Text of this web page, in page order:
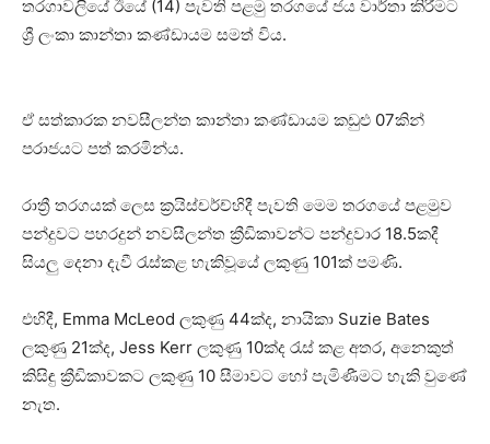
තරගාවලියේ ඊයේ (14) පැවති පළමු තරගයේ ජය වාර්තා කිරීමට
ශ්‍රී ලංකා කාන්තා කණ්ඩායම සමත් විය.
ඒ සත්කාරක නවසීලන්ත කාන්තා කණ්ඩායම කඩුළු 07කින්
පරාජයට පත් කරමින්ය.
රාත්‍රී තරගයක් ලෙස ක්‍රයිස්චර්ච්හිදී පැවති මෙම තරගයේ පළමුව
පන්දුවට පහරදුන් නවසීලන්ත ක්‍රීඩිකාවන්ට පන්දුවාර 18.5කදී
සියලු දෙනා දැවී රැස්කළ හැකිවූයේ ලකුණු 101ක් පමණි.
එහිදී, Emma McLeod ලකුණු 44ක්ද, නායිකා Suzie Bates
ලකුණු 21ක්ද, Jess Kerr ලකුණු 10ක්ද රැස් කළ අතර, අනෙකුත්
කිසිඳු ක්‍රීඩිකාවකට ලකුණු 10 සීමාවට හෝ පැමිණීමට හැකි වුණේ
නැත.